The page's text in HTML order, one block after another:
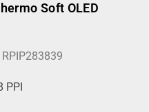
Soft OLED
RPIP283839
PPI